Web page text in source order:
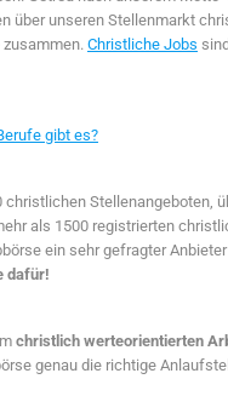
über unseren Stellenmarkt
Christliche Jobs
gibt es?
christlichen Stellenangeboten,
als 1500 registrierten
ein sehr gefragter
dafür!
christlich werteorientierten
genau die richtige